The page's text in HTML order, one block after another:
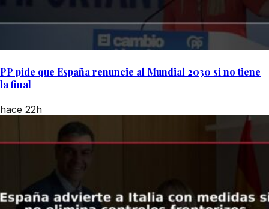
PP pide que España renuncie al Mundial 2030 si no tiene
la final
hace 22h